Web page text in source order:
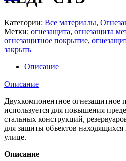
Категории: Все материалы,
Метки: огнезащита, огнезащита
огнезащитное покрытие,
закрыть
Описание
Описание
Двухкомпонентное
используется для повышения
стальных конструкций,
для защиты объектов
улице.
Описание